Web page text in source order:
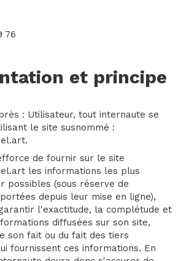
76
et principe
: Utilisateur, tout internaute se
le site susnommé :
de fournir sur le site
les informations les plus
possibles (sous réserve de
depuis leur mise en ligne),
l'exactitude, la complétude et
diffusées sur son site,
son fait ou du fait des tiers
fournissent ces informations. En